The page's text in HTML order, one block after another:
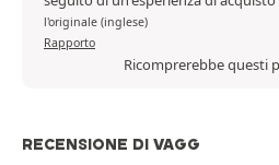
l'originale (inglese)
Rapporto
Ricomprerebbe questi
RECENSIONE DI VAGG